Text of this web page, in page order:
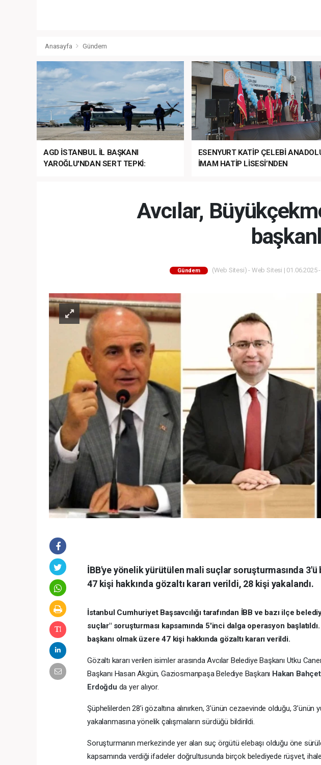
Anasayfa Gündem
AGD İSTANBUL İL BAŞKANI
YAROĞLU'NDAN SERT TEPKİ:
ESENYURT KATİP ÇELEBİ
İMAM HATİP LİSESİ’NDEN
Avcılar,
Gündem (Web Sitesi) - Web Sitesi | 01.06.2025
İBB'ye yönelik yürütülen mali suçlar soruşturmasında
47 kişi hakkında gözaltı kararı verildi, 28 kişi yakalandı.
İstanbul Cumhuriyet Başsavcılığı tarafından İBB ve bazı ilçe
suçlar" soruşturması kapsamında 5'inci dalga operasyon
başkanı olmak üzere 47 kişi hakkında gözaltı kararı verildi.
Gözaltı kararı verilen isimler arasında Avcılar Belediye Başkanı Utku
Başkanı Hasan Akgün, Gaziosmanpaşa Belediye Başkanı Hakan
Erdoğdu da yer alıyor.
Şüphelilerden 28’i gözaltına alınırken, 3'ünün cezaevinde olduğu, 3’ünün
yakalanmasına yönelik çalışmaların sürdüğü bildirildi.
Soruşturmanın merkezinde yer alan suç örgütü elebaşı olduğu öne
kapsamında verdiği ifadeler doğrultusunda birçok belediyede rüşvet,